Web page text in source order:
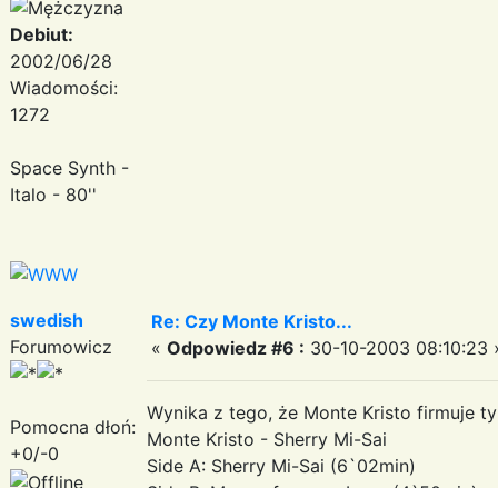
Debiut:
2002/06/28
Wiadomości:
1272
Space Synth -
Italo - 80''
swedish
Forumowicz
Pomocna dłoń:
+0/-0
Re: Czy Monte Kristo...
« Odpowiedz #6 : 30-10-2003 08:10:23
Wynika z tego, że Monte Kristo firmuje
Monte Kristo - Sherry Mi-Sai
Side A: Sherry Mi-Sai (6`02min)